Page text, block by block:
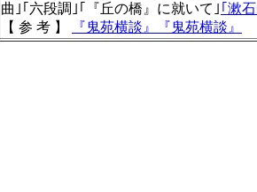
曲｣｢六段調｣｢『丘の橋』に就いて｣ ｢漱
【 参 考 】
『鬼苑横談 』 『鬼苑横談 』